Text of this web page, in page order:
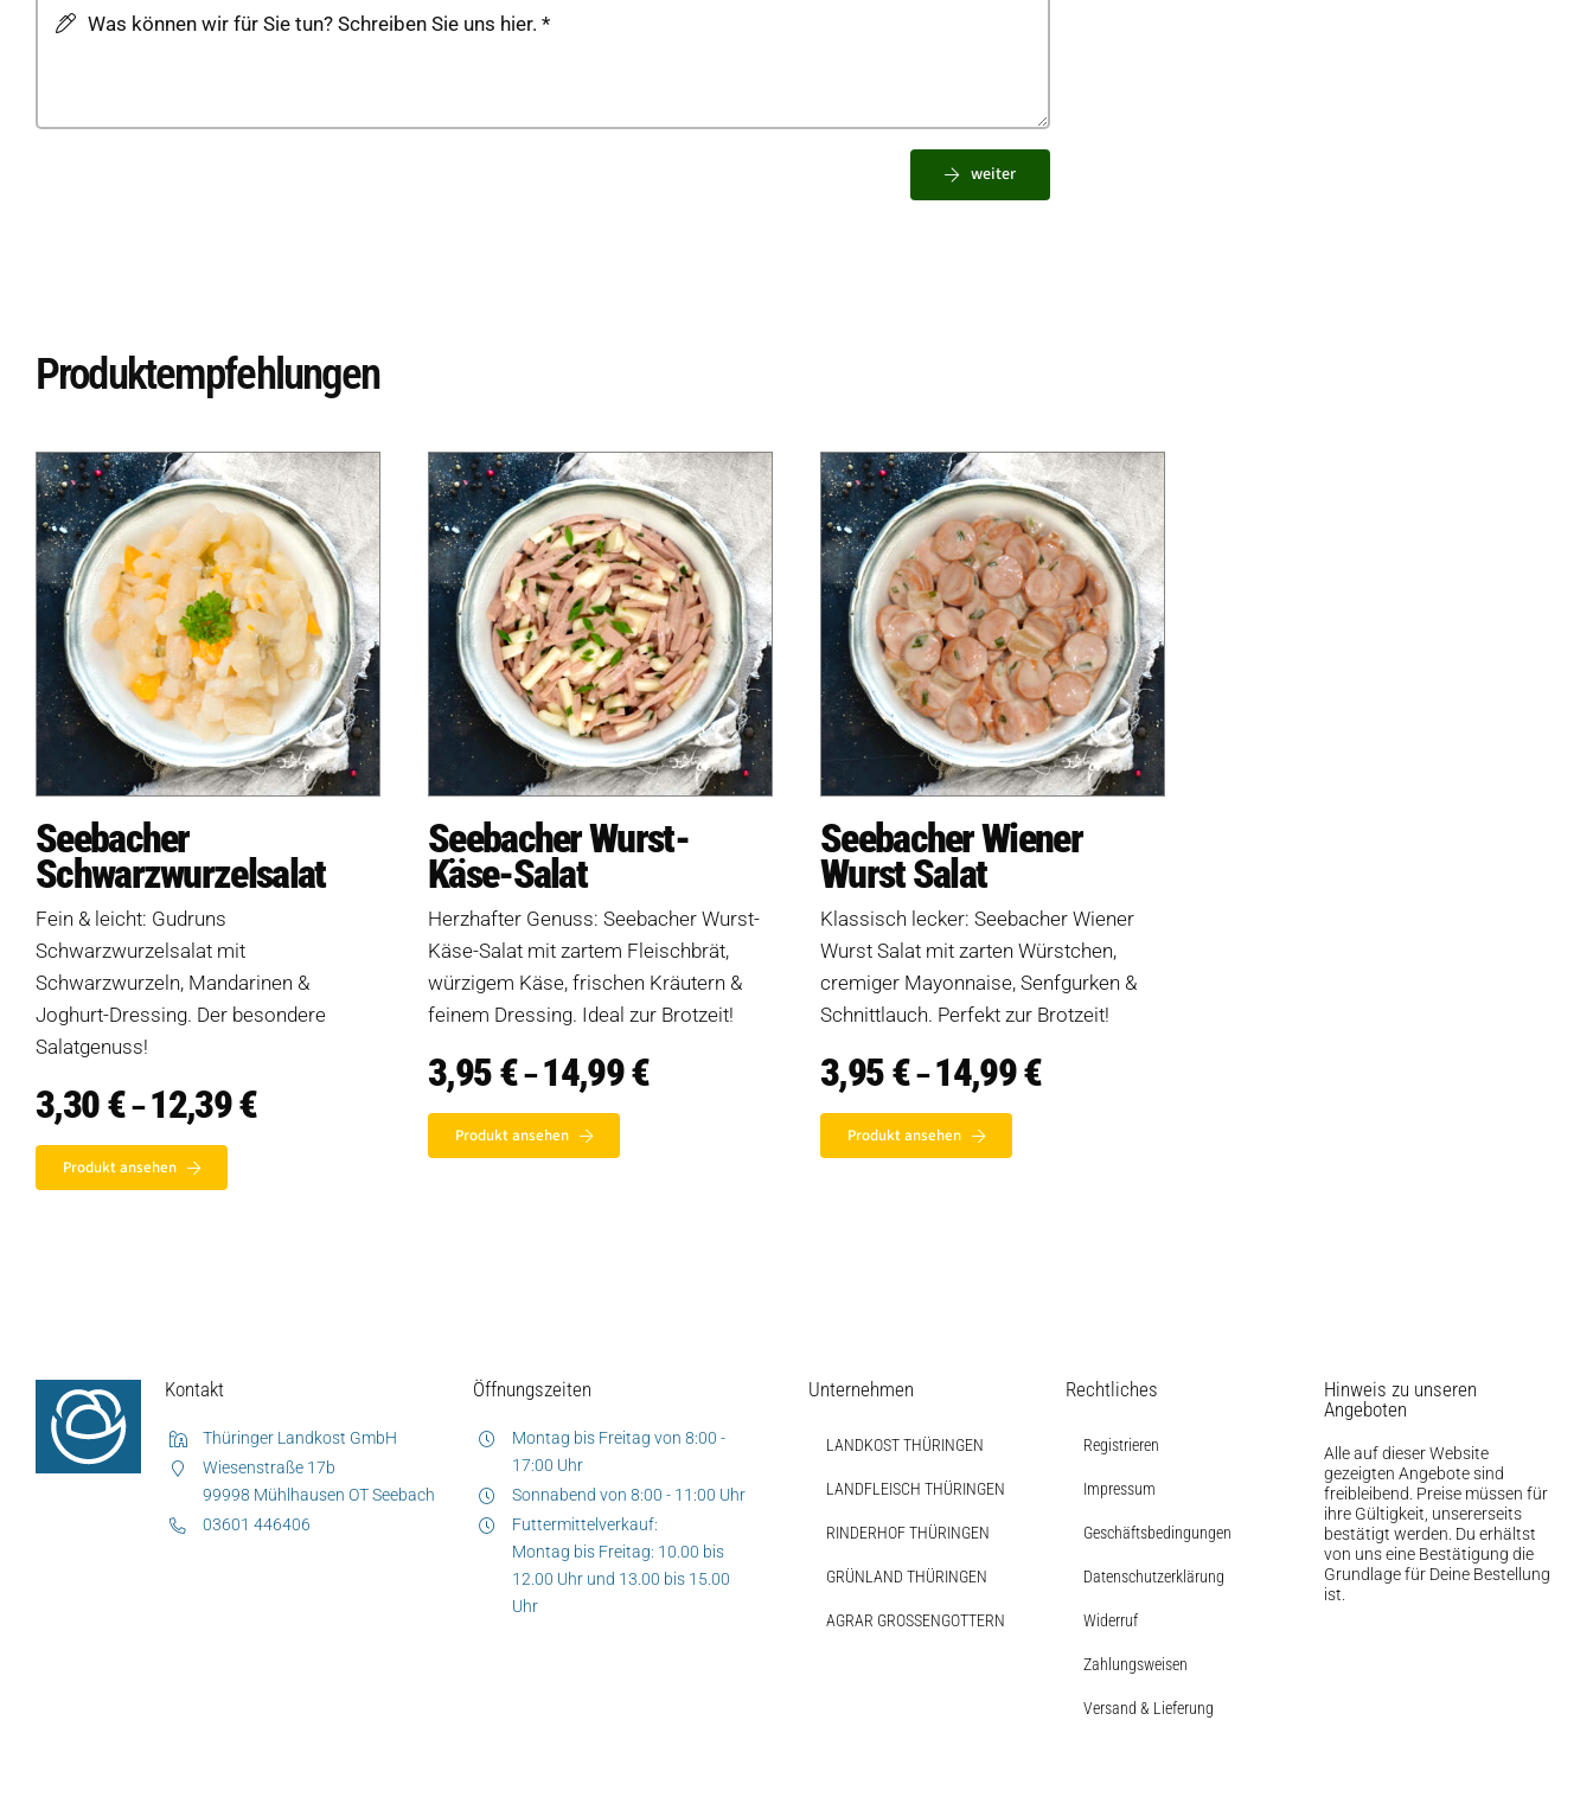
weiter
Produktempfehlungen
Seebacher
Schwarzwurzelsalat
Fein & leicht: Gudruns
Schwarzwurzelsalat mit
Schwarzwurzeln, Mandarinen &
Joghurt-Dressing. Der besondere
Salatgenuss!
3,30€ –12,39€Preisspanne:
3,30 €
Produkt ansehen
Seebacher Wurst-
Käse-Salat
Herzhafter Genuss: Seebacher Wurst-
Käse-Salat mit zartem Fleischbrät,
würzigem Käse, frischen Kräutern &
feinem Dressing. Ideal zur Brotzeit!
3,95€ –14,99€Preisspanne:
3,95 €
Produkt ansehen
Seebacher Wiener
Wurst Salat
Klassisch lecker: Seebacher Wiener
Wurst Salat mit zarten Würstchen,
cremiger Mayonnaise, Senfgurken &
Schnittlauch. Perfekt zur Brotzeit!
3,95€ –14,99€Preisspanne:
3,95 €
Produkt ansehen
Kontakt
Thüringer Landkost GmbH
Wiesenstraße 17b
99998 Mühlhausen OT Seebach
03601 446406
Öffnungszeiten
Montag bis Freitag von 8:00 -
17:00 Uhr
Sonnabend von 8:00 - 11:00 Uhr
Futtermittelverkauf:
Montag bis Freitag: 10.00 bis
12.00 Uhr und 13.00 bis 15.00
Uhr
Unternehmen
LANDKOST THÜRINGEN
LANDFLEISCH THÜRINGEN
RINDERHOF THÜRINGEN
GRÜNLAND THÜRINGEN
AGRAR GROSSENGOTTERN
Rechtliches
Registrieren
Impressum
Geschäftsbedingungen
Datenschutzerklärung
Widerruf
Zahlungsweisen
Versand & Lieferung
Hinweis zu unseren
Angeboten
Alle auf dieser Website
gezeigten Angebote sind
freibleibend. Preise müssen für
ihre Gültigkeit, unsererseits
bestätigt werden. Du erhältst
von uns eine Bestätigung die
Grundlage für Deine Bestellung
ist.
Auf dieser Seite Beschreibung
Individuelle Anfrage
Produktempfehlungen
Produkt-Übersicht
Produkte nach Allergenen
Produkte nach Saison